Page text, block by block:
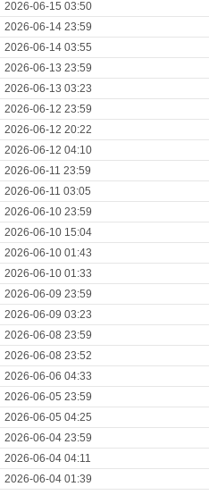
2026-06-15 03:50
2026-06-14 23:59
2026-06-14 03:55
2026-06-13 23:59
2026-06-13 03:23
2026-06-12 23:59
2026-06-12 20:22
2026-06-12 04:10
2026-06-11 23:59
2026-06-11 03:05
2026-06-10 23:59
2026-06-10 15:04
2026-06-10 01:43
2026-06-10 01:33
2026-06-09 23:59
2026-06-09 03:23
2026-06-08 23:59
2026-06-08 23:52
2026-06-06 04:33
2026-06-05 23:59
2026-06-05 04:25
2026-06-04 23:59
2026-06-04 04:11
2026-06-04 01:39